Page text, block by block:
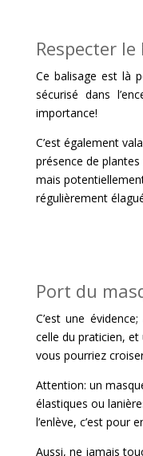
Respecter
Ce balisage est là
sécurisé dans
importance!
C’est également
présence de
mais
régulièrement
Port du
C’est une
celle du praticien,
vous pourriez
Attention: un
élastiques ou
l’enlève, c’est pour
Aussi, ne jamais